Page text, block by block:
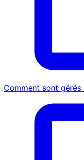
Comment sont